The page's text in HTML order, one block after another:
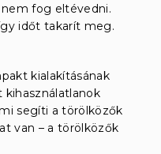
fog eltévedni.
időt takarít meg.
kialakításának
kihasználatlanok
segíti a törölközők
van – a törölközők